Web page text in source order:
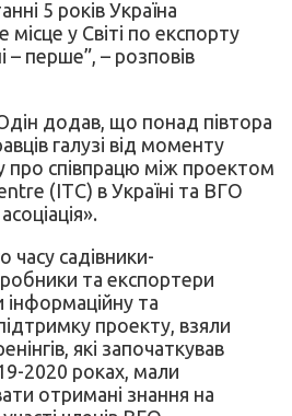
5 років Україна
місце у Світі по експорту
– перше”, – розповів
додав, що понад півтора
галузі від моменту
про співпрацю між проектом
(ІТС) в Україні та ВГО
часу садівники-
та експортери
інформаційну та
проекту, взяли
які започаткував
2020 роках, мали
отримані знання на